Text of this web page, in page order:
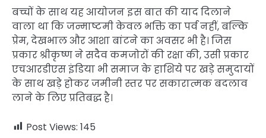
बच्चों के साथ यह आयोजन इस बात की याद दिलाने
वाला था कि जन्माष्टमी केवल भक्ति का पर्व नहीं, बल्कि
प्रेम, देखभाल और आशा बांटने का अवसर भी है। जिस
प्रकार श्रीकृष्ण ने सदैव कमजोरों की रक्षा की, उसी प्रकार
एचआरडीएस इंडिया भी समाज के हाशिये पर खड़े समुदायों
के साथ खड़े होकर जमीनी स्तर पर सकारात्मक बदलाव
लाने के लिए प्रतिबद्ध है।
Post Views: 145